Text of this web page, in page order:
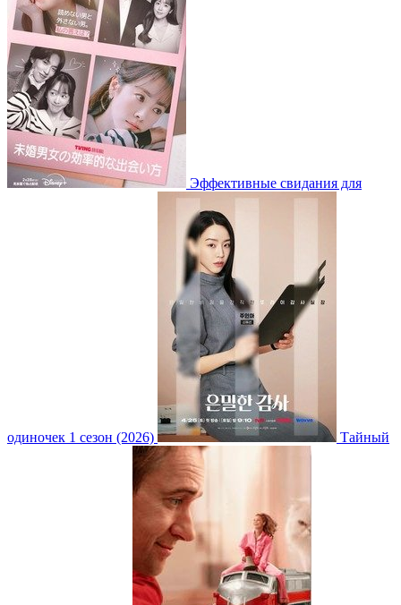
Эффективные свидания для
одиночек 1 сезон (2026) Тайный